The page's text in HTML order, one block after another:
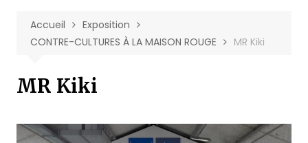
Accueil
Exposition
CONTRE-CULTURES À LA MAISON ROUGE
MR Kiki
MR Kiki